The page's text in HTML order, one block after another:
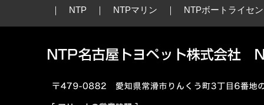
｜ NTP ｜ NTPマリン ｜ NTPボートライセ